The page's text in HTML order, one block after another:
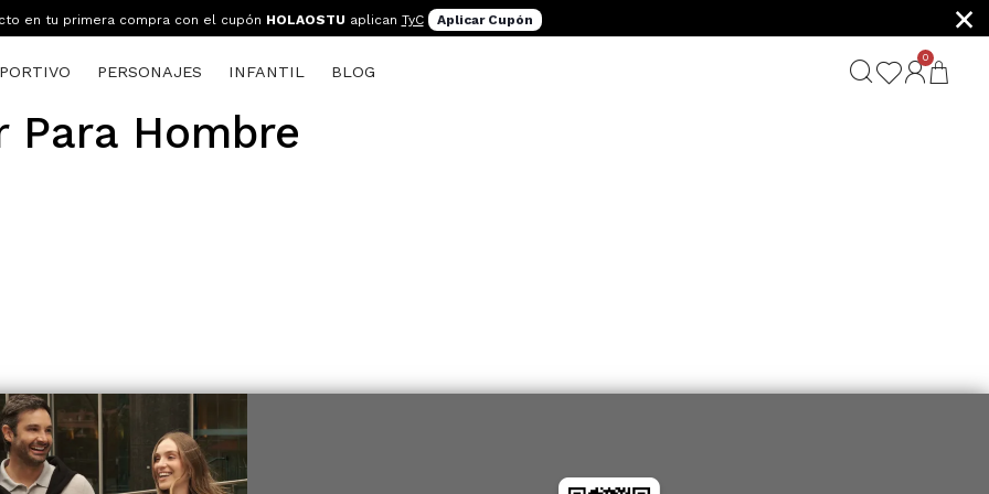
en tu primera compra con el cupón HOLAOSTU aplican TyC Aplicar Cupón ×
PERSONAJES INFANTIL BLOG
0
Para Hombre